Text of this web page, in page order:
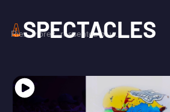
SPECTACLES
Riez, vibrez, ressentez plus.